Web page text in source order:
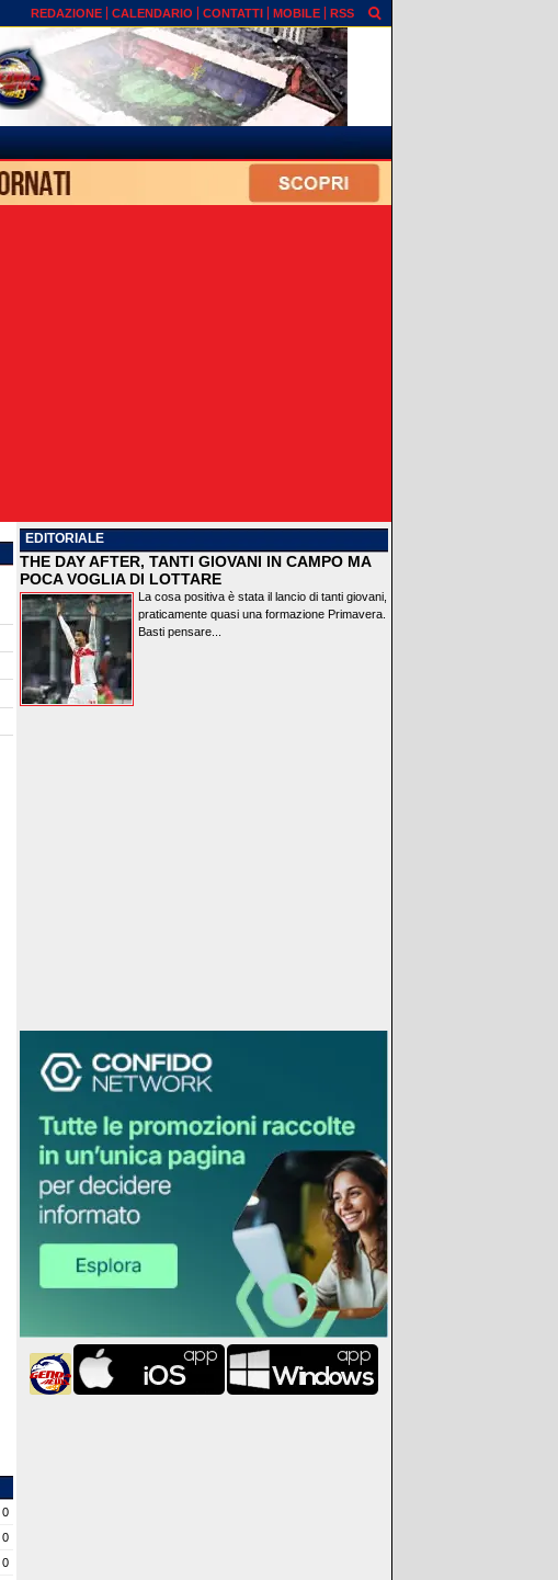
REDAZIONE CALENDARIO CONTATTI MOBILE RSS
0
0
0
EDITORIALE
THE DAY AFTER, TANTI GIOVANI IN CAMPO MA
POCA VOGLIA DI LOTTARE
La cosa positiva è stata il lancio di tanti giovani,
praticamente quasi una formazione Primavera.
Basti pensare...